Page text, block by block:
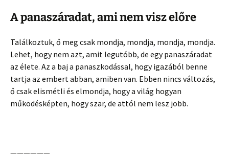
A panaszáradat, ami nem visz előre
Találkoztuk, ő meg csak mondja, mondja, mondja, mondja.
Lehet, hogy nem azt, amit legutóbb, de egy panaszáradat
az élete. Az a baj a panaszkodással, hogy igazából benne
tartja az embert abban, amiben van. Ebben nincs változás,
ő csak elismétli és elmondja, hogy a világ hogyan
működésképten, hogy szar, de attól nem lesz jobb.
——————